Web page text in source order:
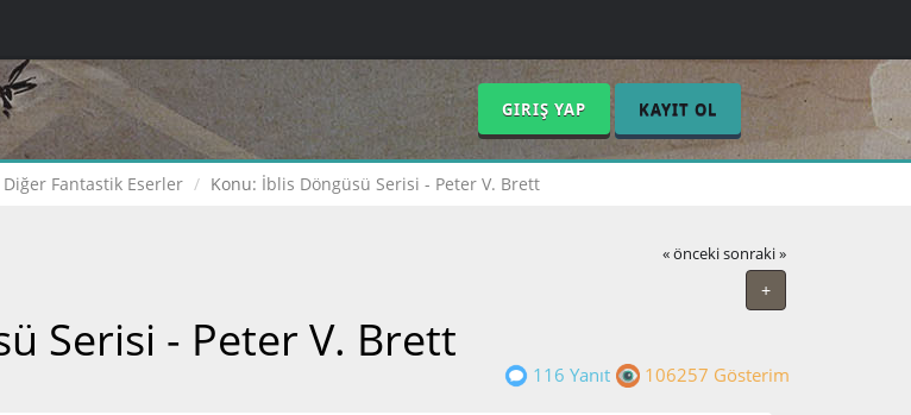
GIRIŞ YAP KAYIT OL
Diğer Fantastik Eserler Konu: İblis Döngüsü Serisi - Peter V. Brett
« önceki sonraki »
+
Serisi - Peter V. Brett
116 Yanıt 106257 Gösterim